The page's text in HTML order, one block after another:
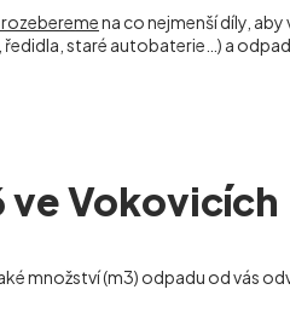
na co nejmenší díly,
staré autobaterie…) a
ve Vokovicích
množství (m3) odpadu od vás